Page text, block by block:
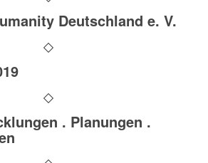
Deutschland e. V.
. Planungen .